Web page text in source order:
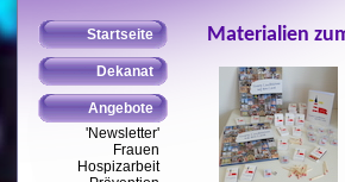
Materialien